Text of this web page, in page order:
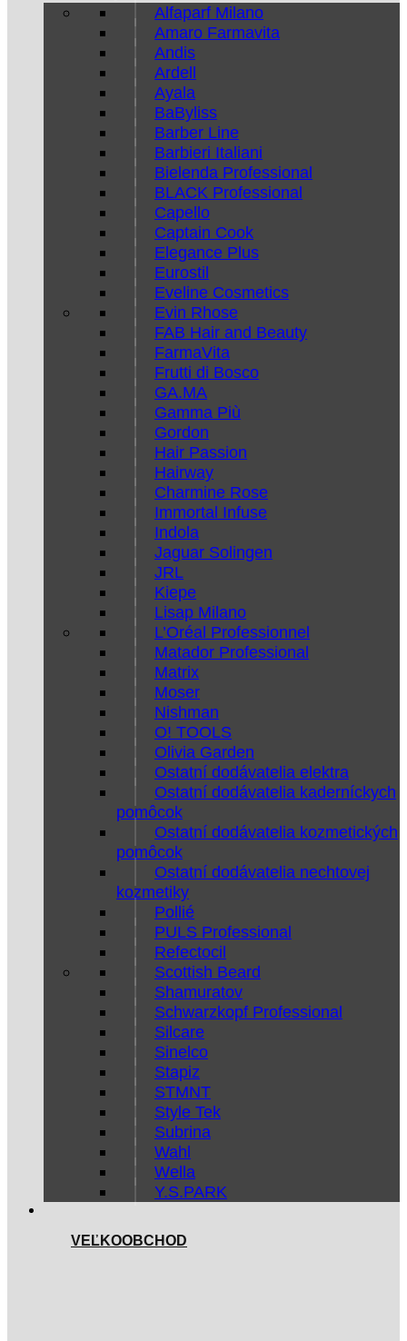
Alfaparf Milano
Amaro Farmavita
Andis
Ardell
Ayala
BaByliss
Barber Line
Barbieri Italiani
Bielenda Professional
BLACK Professional
Capello
Captain Cook
Elegance Plus
Eurostil
Eveline Cosmetics
Evin Rhose
FAB Hair and Beauty
FarmaVita
Frutti di Bosco
GA.MA
Gamma Più
Gordon
Hair Passion
Hairway
Charmine Rose
Immortal Infuse
Indola
Jaguar Solingen
JRL
Kiepe
Lisap Milano
L’Oréal Professionnel
Matador Professional
Matrix
Moser
Nishman
O! TOOLS
Olivia Garden
Ostatní dodávatelia elektra
Ostatní dodávatelia kaderníckych
pomôcok
Ostatní dodávatelia kozmetických
pomôcok
Ostatní dodávatelia nechtovej
kozmetiky
Pollié
PULS Professional
Refectocil
Scottish Beard
Shamuratov
Schwarzkopf Professional
Silcare
Sinelco
Stapiz
STMNT
Style Tek
Subrina
Wahl
Wella
Y.S.PARK
VEĽKOOBCHOD